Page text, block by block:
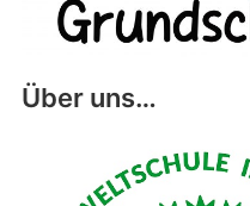
Über uns…